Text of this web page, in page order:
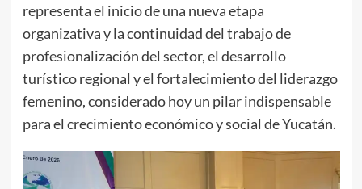
representa el inicio de una nueva etapa
organizativa y la continuidad del trabajo de
profesionalización del sector, el desarrollo
turístico regional y el fortalecimiento del liderazgo
femenino, considerado hoy un pilar indispensable
para el crecimiento económico y social de Yucatán.